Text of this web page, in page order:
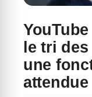
le tri
une